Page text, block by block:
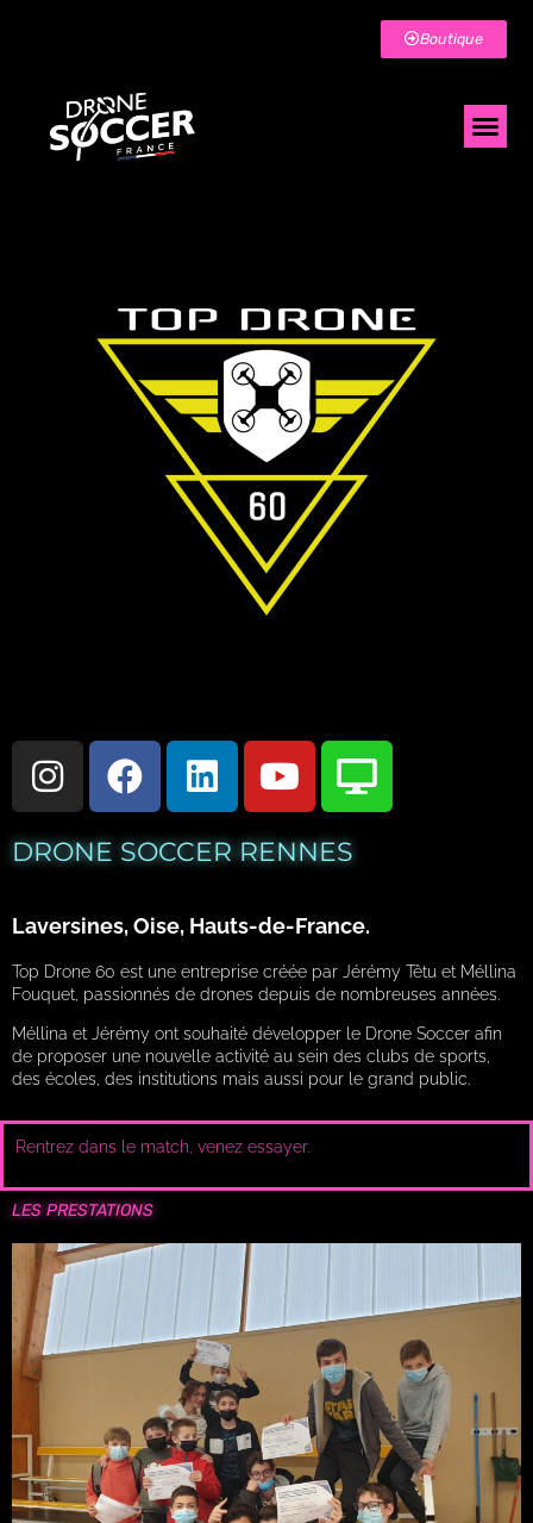
Boutique
DRONE SOCCER RENNES
Laversines, Oise, Hauts-de-France.
Top Drone 60 est une entreprise créée par Jérémy Têtu et Méllina
Fouquet, passionnés de drones depuis de nombreuses années.
Méllina et Jérémy ont souhaité développer le Drone Soccer afin
de proposer une nouvelle activité au sein des clubs de sports,
des écoles, des institutions mais aussi pour le grand public.
Rentrez dans le match, venez essayer.
LES PRESTATIONS